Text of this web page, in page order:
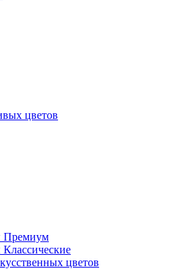
цветов
Премиум
цветов